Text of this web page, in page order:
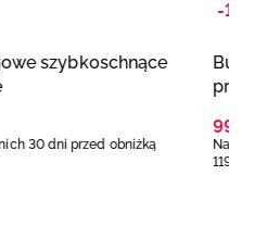
szybkoschnące
30 dni przed obniżką
-
Buty
99
119